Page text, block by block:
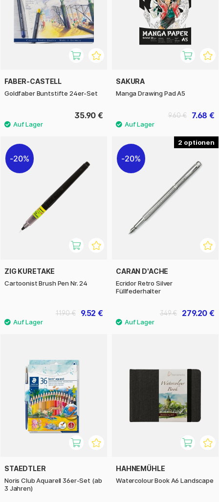
FABER-CASTELL
Goldfaber Buntstifte 24er-Set
35.90 €
SAKURA
Manga Drawing Pad A5
7.68 €
9.60 €
20%
ZIG KURETAKE
Cartoonist Brush Pen Nr. 24
9.52 €
11.90 €
2
20%
CARAN D'ACHE
Ecridor Retro Silver
Füllfederhalter
279.20 €
349 €
STAEDTLER
Noris Club Aquarell 36er-Set (ab
3 Jahren)
HAHNEMÜHLE
Watercolour Book A6 Landscape